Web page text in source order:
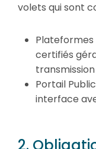
volets qui sont
Plateformes
certifiés
Portail
interface